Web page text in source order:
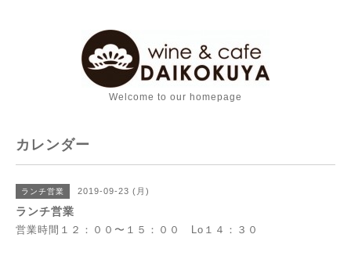
Welcome to our homepage
カレンダー
ランチ営業 2019-09-23 (月)
ランチ営業
営業時間１２：００〜１５：００ Lo１４：３０